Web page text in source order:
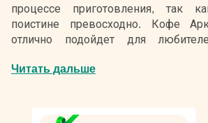
процессе приготовления, так
поистине превосходно. Кофе
отлично подойдет для
такого продукта, имеет
Итальянский кофе Arcaffe в
Читать дальше